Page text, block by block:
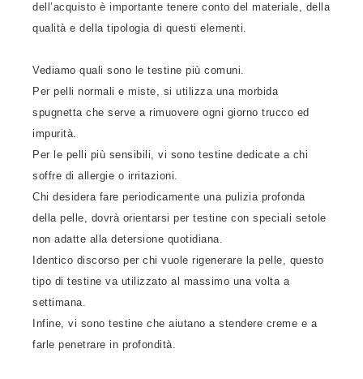
dell’acquisto è importante tenere conto del materiale, della
qualità e della tipologia di questi elementi.
Vediamo quali sono le testine più comuni.
Per pelli normali e miste, si utilizza una morbida
spugnetta che serve a rimuovere ogni giorno trucco ed
impurità.
Per le pelli più sensibili, vi sono testine dedicate a chi
soffre di allergie o irritazioni.
Chi desidera fare periodicamente una pulizia profonda
della pelle, dovrà orientarsi per testine con speciali setole
non adatte alla detersione quotidiana.
Identico discorso per chi vuole rigenerare la pelle, questo
tipo di testine va utilizzato al massimo una volta a
settimana.
Infine, vi sono testine che aiutano a stendere creme e a
farle penetrare in profondità.